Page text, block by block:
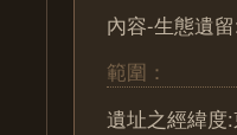
內容-生態遺
範圍：
遺址之經緯度